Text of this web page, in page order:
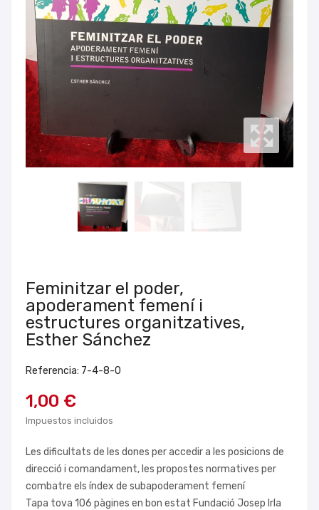
Feminitzar el poder,
apoderament femení i
estructures organitzatives,
Esther Sánchez
Referencia: 7-4-8-0
1,00 €
Impuestos incluidos
Les dificultats de les dones per accedir a les posicions de
direcció i comandament, les propostes normatives per
combatre els índex de subapoderament femení
Tapa tova 106 pàgines en bon estat Fundació Josep Irla